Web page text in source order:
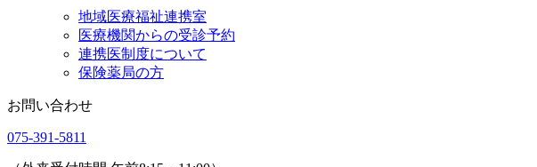
地域医療福祉連携室
医療機関からの受診予約
連携医制度について
保険薬局の方
お問い合わせ
075-391-5811